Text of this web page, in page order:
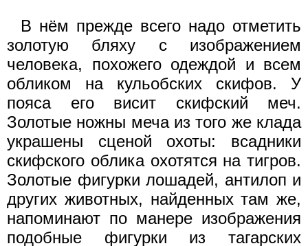
В нём прежде всего надо отметить
золотую бляху с изображением
человека, похожего одеждой и всем
обликом на кульобских скифов. У
пояса его висит скифский меч.
Золотые ножны меча из того же клада
украшены сценой охоты: всадники
скифского облика охотятся на тигров.
Золотые фигурки лошадей, антилоп и
других животных, найденных там же,
напоминают по манере изображения
подобные фигурки из тагарских